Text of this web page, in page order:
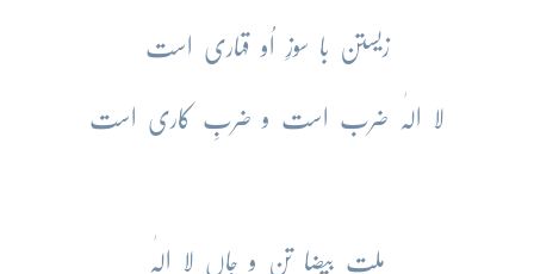
زیستن با سوزِ اُو قہاری است
لا الٰہ ضرب است و ضربِ کاری است
ملتِ بیضا تن و جاں لا الٰہ